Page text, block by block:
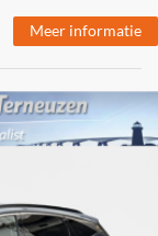
Meer informatie